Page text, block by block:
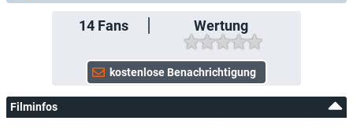
14Fans Wertung
Filminfos